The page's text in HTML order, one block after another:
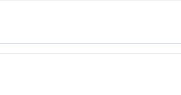
które kochają szybkie zmiany kolorów i
największą popularnością.